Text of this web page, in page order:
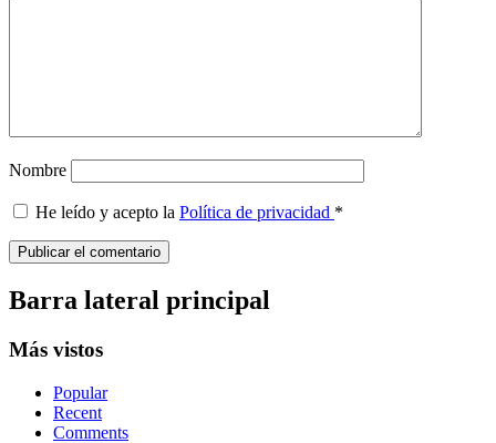
Nombre
He leído y acepto la Política de privacidad *
Barra lateral principal
Más vistos
Popular
Recent
Comments